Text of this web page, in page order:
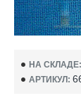
НА СКЛАДЕ:
АРТИКУЛ: